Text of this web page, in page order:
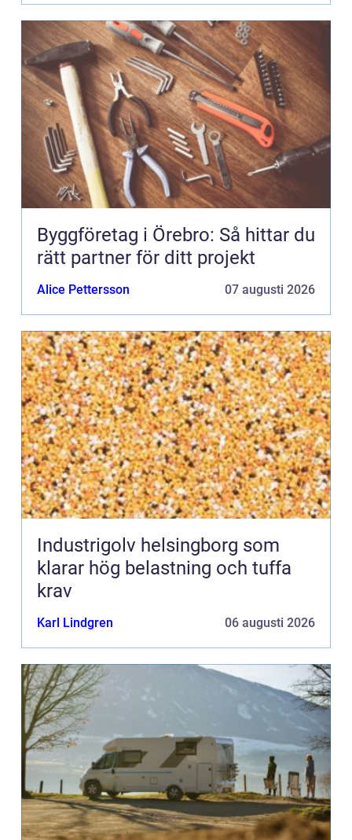
Byggföretag i Örebro: Så hittar du
rätt partner för ditt projekt
Alice Pettersson 07 augusti 2026
Industrigolv helsingborg som
klarar hög belastning och tuffa
krav
Karl Lindgren 06 augusti 2026